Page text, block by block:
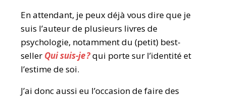
En attendant, je peux déjà vous dire que je
suis l’auteur de plusieurs livres de
psychologie, notamment du (petit) best-
seller Qui suis-je ?qui porte sur l’identité et
l’estime de soi.
J’ai donc aussi eu l’occasion de faire des